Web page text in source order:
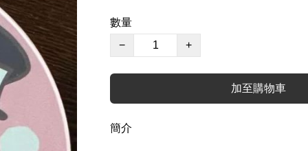
數量
−
+
加至購物車
簡介